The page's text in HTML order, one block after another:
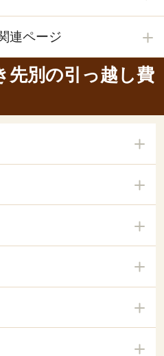
連ページ
先別の引っ越し費